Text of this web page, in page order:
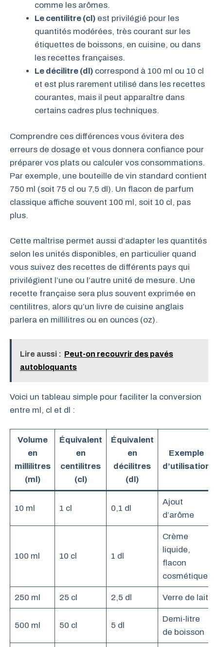
comme les arômes.
Le centilitre (cl) est privilégié pour les
quantités modérées, très courant sur les
étiquettes de boissons, en cuisine, ou dans
les recettes françaises.
Le décilitre (dl) correspond à 100 ml ou 10 cl
et est plus rarement utilisé dans les recettes
courantes, mais il peut apparaître dans
certains cadres plus techniques.
Comprendre ces différences vous évitera des
erreurs de dosage et vous donnera confiance pour
préparer vos plats ou calculer vos consommations.
Par exemple, une bouteille de vin standard contient
750 ml (soit 75 cl ou 7,5 dl). Un flacon de parfum
classique affiche souvent 100 ml, soit 10 cl, pas
plus.
Cette maîtrise permet aussi d’adapter les quantités
selon les unités disponibles, en particulier quand
vous suivez des recettes de différents pays qui
privilégient l’une ou l’autre unité de mesure. Une
recette française sera plus souvent exprimée en
centilitres, alors qu’un livre de cuisine anglais
parlera en millilitres ou en ounces (oz).
Lire aussi : Peut-on recouvrir des pavés
autobloquants
Voici un tableau simple pour faciliter la conversion
entre ml, cl et dl :
Volume
en
millilitres
(ml)
Équivalent
en
centilitres
(cl)
Équivalent
en
décilitres
(dl)
Exemple
d’utilisation
10 ml 1 cl 0,1 dl
Ajout
d’arôme
100 ml 10 cl 1 dl
Crème
liquide,
flacon
cosmétique
250 ml 25 cl 2,5 dl Verre de lait
500 ml 50 cl 5 dl
Demi-litre
de boisson